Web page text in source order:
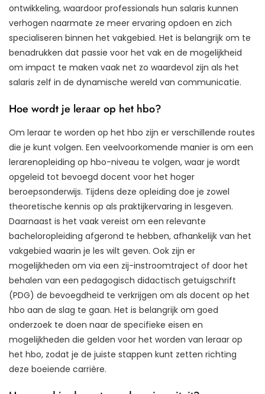
ontwikkeling, waardoor professionals hun salaris kunnen
verhogen naarmate ze meer ervaring opdoen en zich
specialiseren binnen het vakgebied. Het is belangrijk om te
benadrukken dat passie voor het vak en de mogelijkheid
om impact te maken vaak net zo waardevol zijn als het
salaris zelf in de dynamische wereld van communicatie.
Hoe wordt je leraar op het hbo?
Om leraar te worden op het hbo zijn er verschillende routes
die je kunt volgen. Een veelvoorkomende manier is om een
lerarenopleiding op hbo-niveau te volgen, waar je wordt
opgeleid tot bevoegd docent voor het hoger
beroepsonderwijs. Tijdens deze opleiding doe je zowel
theoretische kennis op als praktijkervaring in lesgeven.
Daarnaast is het vaak vereist om een relevante
bacheloropleiding afgerond te hebben, afhankelijk van het
vakgebied waarin je les wilt geven. Ook zijn er
mogelijkheden om via een zij-instroomtraject of door het
behalen van een pedagogisch didactisch getuigschrift
(PDG) de bevoegdheid te verkrijgen om als docent op het
hbo aan de slag te gaan. Het is belangrijk om goed
onderzoek te doen naar de specifieke eisen en
mogelijkheden die gelden voor het worden van leraar op
het hbo, zodat je de juiste stappen kunt zetten richting
deze boeiende carrière.